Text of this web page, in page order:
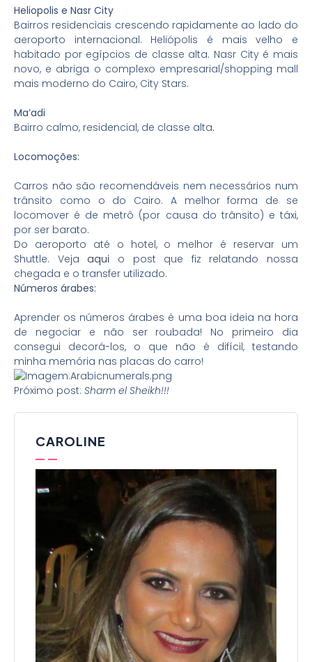
Heliopolis e Nasr City
Bairros residenciais crescendo rapidamente ao lado do
aeroporto internacional. Heliópolis é mais velho e
habitado por egípcios de classe alta. Nasr City é mais
novo, e abriga o complexo empresarial/shopping mall
mais moderno do Cairo, City Stars.
Ma’adi
Bairro calmo, residencial, de classe alta.
Locomoções:
Carros não são recomendáveis nem necessários num
trânsito como o do Cairo. A melhor forma de se
locomover é de metrô (por causa do trânsito) e táxi,
por ser barato.
Do aeroporto até o hotel, o melhor é reservar um
Shuttle. Veja aqui o post que fiz relatando nossa
chegada e o transfer utilizado.
Números árabes:
Aprender os números árabes é uma boa ideia na hora
de negociar e não ser roubada! No primeiro dia
consegui decorá-los, o que não é difícil, testando
minha memória nas placas do carro!
Próximo post: Sharm el Sheikh!!!
CAROLINE